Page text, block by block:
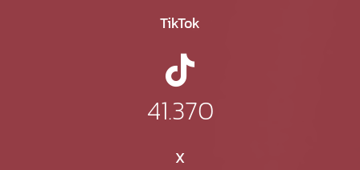
TikTok
41.370
X